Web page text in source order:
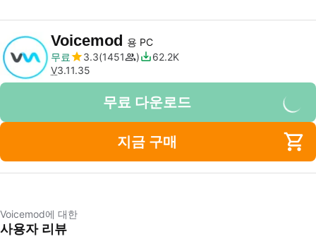
Voicemod 용 PC
무료
3.3 1451
62.2K
V3.11.35
무료 다운로드
지금 구매
Voicemod에 대한
사용자 리뷰